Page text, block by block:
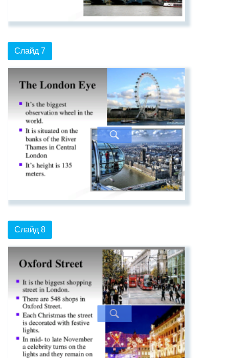
Слайд 7
Слайд 8